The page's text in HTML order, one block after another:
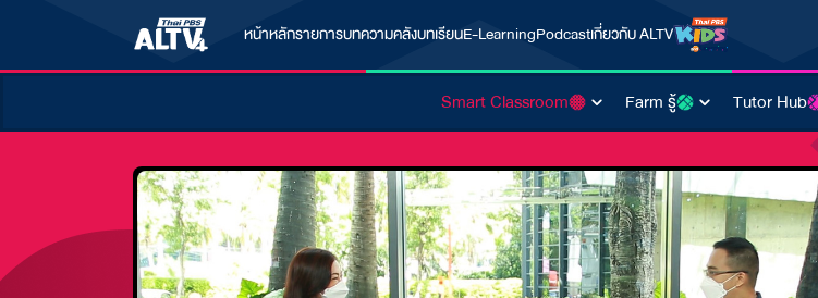
หน้าหลักรายการบทความคลังบทเรียนE-LearningPodcastเกี่ยวกับ ALTV
Smart Classroom Farm รู้ Tutor Hub